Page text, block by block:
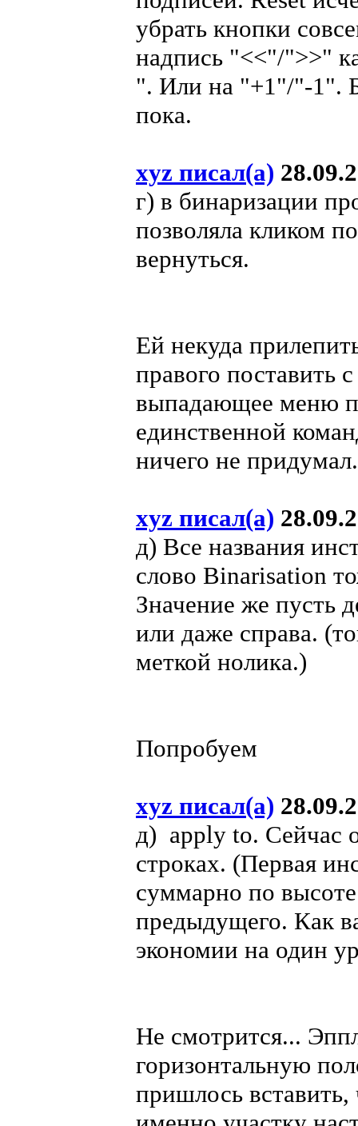
убрать кнопки
надпись "<<"/">>"
". Или на "+1"/"-1".
пока.
xyz писал(а)
г) в бинаризации
позволяла кликом
вернуться.
Ей некуда
правого поставить
выпадающее меню
единственной
ничего не придумал.
xyz писал(а)
д) Все названия
слово Binarisation
Значение же пусть
или даже справа.
меткой нолика.)
Попробуем
xyz писал(а)
д) apply to. Сейчас
строках. (Первая
суммарно по
предыдущего. Как
экономии на один
Не смотрится...
горизонтальную
пришлось